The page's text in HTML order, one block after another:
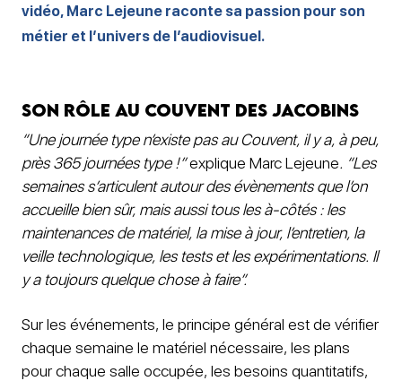
vidéo, Marc Lejeune raconte sa passion pour son
métier et l’univers de l’audiovisuel.
Son rôle au Couvent des Jacobins
“Une journée type n’existe pas au Couvent, il y a, à peu,
près 365 journées type !”explique Marc Lejeune. “Les
semaines s’articulent autour des évènements que l’on
accueille bien sûr, mais aussi tous les à-côtés : les
maintenances de matériel, la mise à jour, l’entretien, la
veille technologique, les tests et les expérimentations. Il
y a toujours quelque chose à faire”.
Sur les événements, le principe général est de vérifier
chaque semaine le matériel nécessaire, les plans
pour chaque salle occupée, les besoins quantitatifs,